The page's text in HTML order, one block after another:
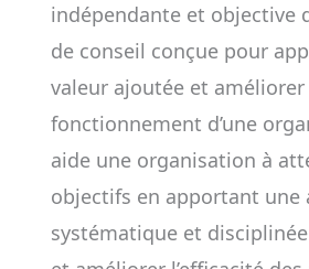
indépendante et objective
de conseil conçue pour
valeur ajoutée et améliorer
fonctionnement d’une
aide une organisation à
objectifs en apportant une
systématique et